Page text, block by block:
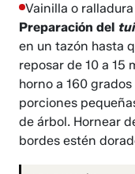
Vainilla o
Preparación del
en un tazón hasta
reposar de 10 a 15
horno a 160
porciones
de árbol. Hornear
bordes estén